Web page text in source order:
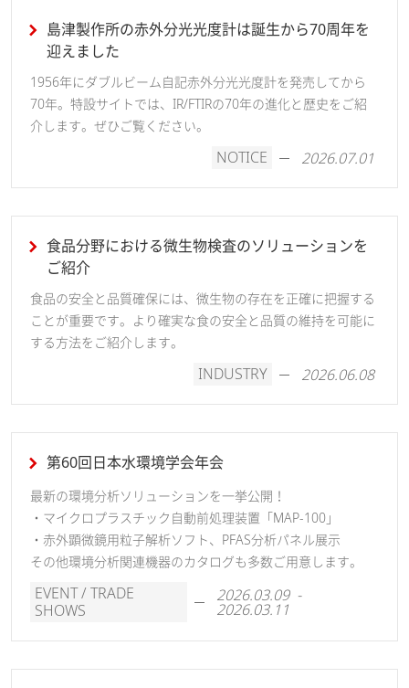
島津製作所の赤外分光光度計は誕生から70周年を
迎えました
1956年にダブルビーム自記赤外分光光度計を発売してから
70年。特設サイトでは、IR/FTIRの70年の進化と歴史をご紹
介します。ぜひご覧ください。
NOTICE 2026.07.01
食品分野における微生物検査のソリューションを
ご紹介
食品の安全と品質確保には、微生物の存在を正確に把握する
ことが重要です。より確実な食の安全と品質の維持を可能に
する方法をご紹介します。
INDUSTRY 2026.06.08
第60回日本水環境学会年会
最新の環境分析ソリューションを一挙公開！
・マイクロプラスチック自動前処理装置「MAP-100」
・赤外顕微鏡用粒子解析ソフト、PFAS分析パネル展示
その他環境分析関連機器のカタログも多数ご用意します。
EVENT / TRADE
SHOWS
2026.03.09 -
2026.03.11